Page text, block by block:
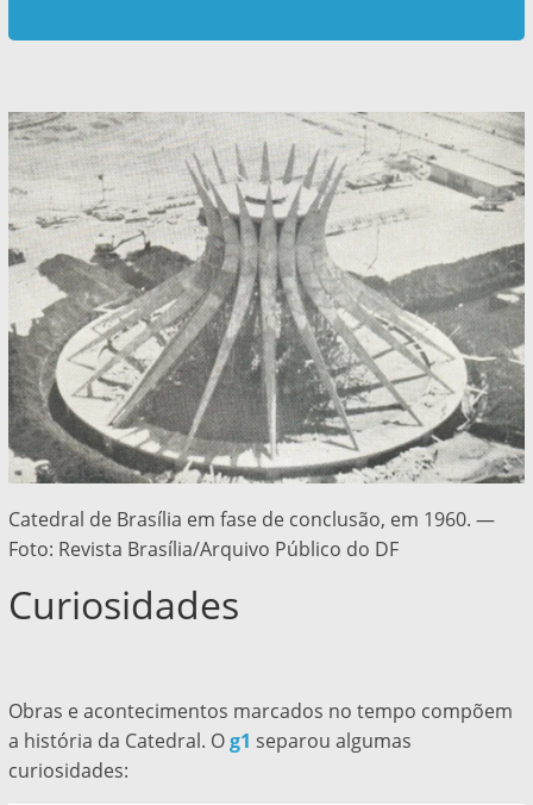
Catedral de Brasília em fase de conclusão, em 1960. —
Foto: Revista Brasília/Arquivo Público do DF
Curiosidades
Obras e acontecimentos marcados no tempo compõem
a história da Catedral. Og1 separou algumas
curiosidades: